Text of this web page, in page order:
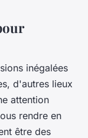
inégalées
d'autres lieux
attention
rendre en
être des